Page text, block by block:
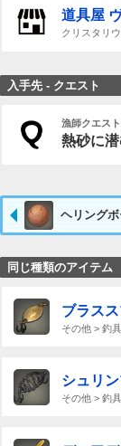
道具屋
クリスタリ
入手先 - クエスト
漁師クエス
熱砂に
ヘリング
同じ種類のアイテム
ブラス
その他 > 釣具
シュリ
その他 > 釣具